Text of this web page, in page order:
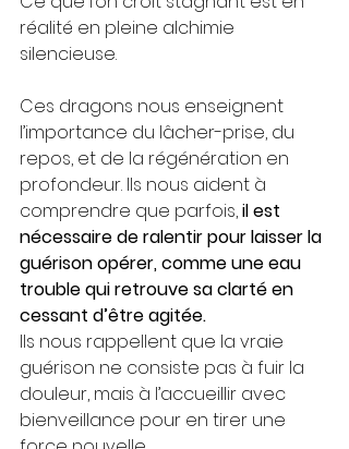
réalité en pleine alchimie
silencieuse.
Ces dragons nous enseignent
l’importance du lâcher-prise, du
repos, et de la régénération en
profondeur. Ils nous aident à
comprendre que parfois, il est
nécessaire de ralentir pour laisser la
guérison opérer, comme une eau
trouble qui retrouve sa clarté en
cessant d’être agitée.
Ils nous rappellent que la vraie
guérison ne consiste pas à fuir la
douleur, mais à l’accueillir avec
bienveillance pour en tirer une